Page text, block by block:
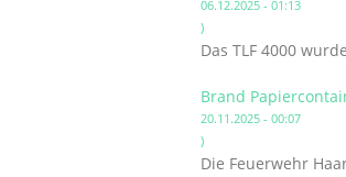
06.12.2025 - 01:13
)
Das TLF 4000
Brand
20.11.2025 - 00:07
)
Die Feuerwehr